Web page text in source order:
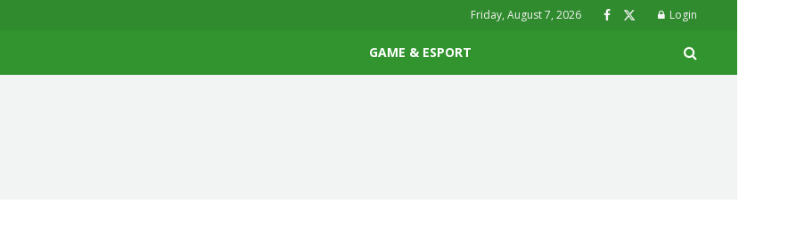
Friday, August 7, 2026 Login
GAME & ESPORT